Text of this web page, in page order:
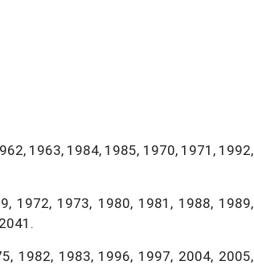
1963, 1984, 1985, 1970, 1971, 1992,
1972, 1973, 1980, 1981, 1988, 1989,
1982, 1983, 1996, 1997, 2004, 2005,